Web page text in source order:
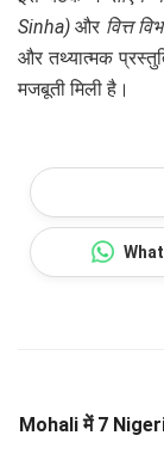
Sinha) और वित्त
और तथ्यात्मक
मजबूती मिली है।
Mohali में 7